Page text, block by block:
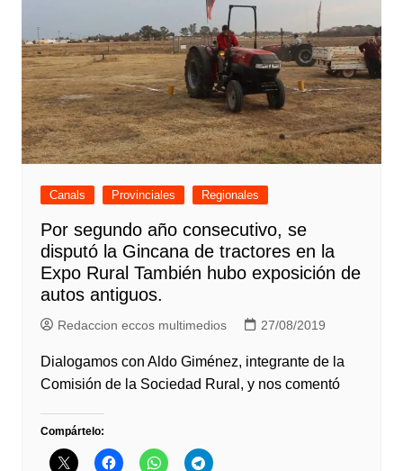
Canals Provinciales Regionales
Por segundo año consecutivo, se
disputó la Gincana de tractores en la
Expo Rural También hubo exposición de
autos antiguos.
Redaccion eccos multimedios 27/08/2019
Dialogamos con Aldo Giménez, integrante de la
Comisión de la Sociedad Rural, y nos comentó
Compártelo: